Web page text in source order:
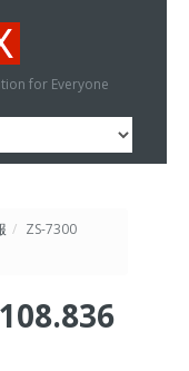
for Everyone
/ ZS-7300